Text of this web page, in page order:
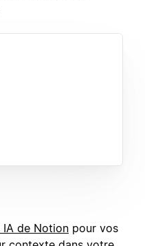
IA de Notion pour vos